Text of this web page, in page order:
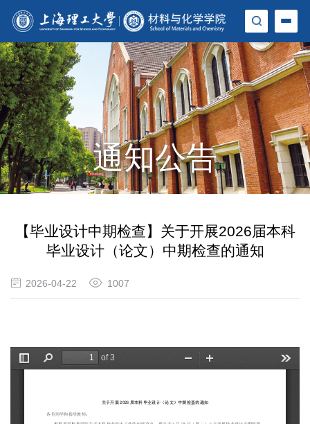
通知公告
【毕业设计中期检查】关于开展2026届本科
毕业设计（论文）中期检查的通知
2026-04-22 1007